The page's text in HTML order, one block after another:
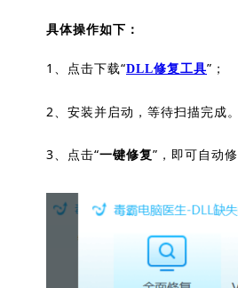
具体操作如下：
1、点击下载“DLL修复工具”；
2、安装并启动，等待扫描完成。
3、点击“一键修复”，即可自动修